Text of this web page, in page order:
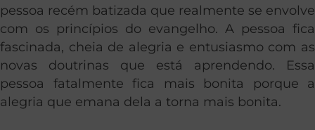
pessoa recém batizada que realmente se envolve
com os princípios do evangelho. A pessoa fica
fascinada, cheia de alegria e entusiasmo com as
novas doutrinas que está aprendendo. Essa
pessoa fatalmente fica mais bonita porque a
alegria que emana dela a torna mais bonita.